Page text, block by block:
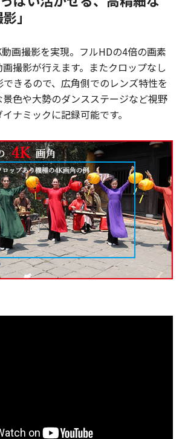
」
画撮影を実現。フルHDの4倍の画素
撮影が行えます。またクロップなし
きるので、広角側でのレンズ特性を
色や大勢のダンスステージなど視野
ナミックに記録可能です。